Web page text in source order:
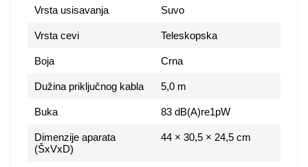
Vrsta usisavanja Suvo
Vrsta cevi Teleskopska
Boja Crna
Dužina priključnog kabla 5,0 m
Buka 83 dB(A)re1pW
Dimenzije aparata
(ŠxVxD)
44 × 30,5 × 24,5 cm